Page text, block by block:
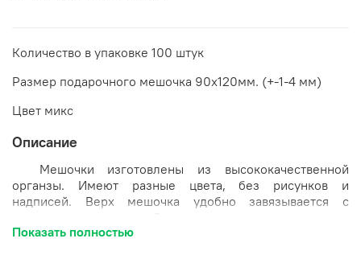
Количество в упаковке 100 штук
Размер подарочного мешочка 90х120мм. (+-1-4 мм)
Цвет микс
Описание
Мешочки изготовлены из высококачественной
органзы. Имеют разные цвета, без рисунков и
надписей. Верх мешочка удобно завязывается с
упаковки небольших подарков, сувенирчиков,
Показать полностью